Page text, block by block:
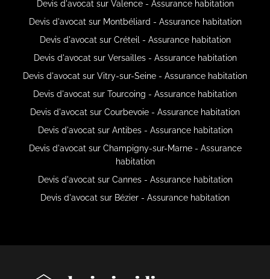
Devis d'avocat sur Valence - Assurance habitation
Devis d'avocat sur Montbéliard - Assurance habitation
Devis d'avocat sur Créteil - Assurance habitation
Devis d'avocat sur Versailles - Assurance habitation
Devis d'avocat sur Vitry-sur-Seine - Assurance habitation
Devis d'avocat sur Tourcoing - Assurance habitation
Devis d'avocat sur Courbevoie - Assurance habitation
Devis d'avocat sur Antibes - Assurance habitation
Devis d'avocat sur Champigny-sur-Marne - Assurance
habitation
Devis d'avocat sur Cannes - Assurance habitation
Devis d'avocat sur Bézier - Assurance habitation